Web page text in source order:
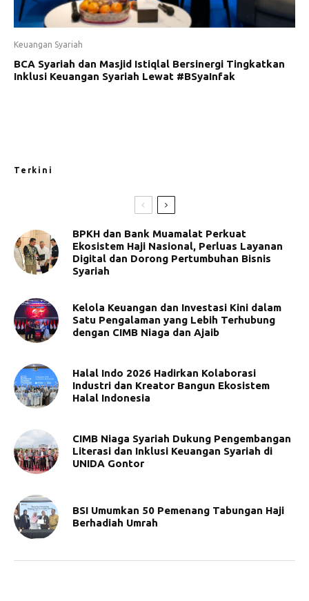
Keuangan Syariah
BCA Syariah dan Masjid Istiqlal Bersinergi Tingkatkan
Inklusi Keuangan Syariah Lewat #BSyaInfak
Terkini
BPKH dan Bank Muamalat Perkuat
Ekosistem Haji Nasional, Perluas Layanan
Digital dan Dorong Pertumbuhan Bisnis
Syariah
Kelola Keuangan dan Investasi Kini dalam
Satu Pengalaman yang Lebih Terhubung
dengan CIMB Niaga dan Ajaib
Halal Indo 2026 Hadirkan Kolaborasi
Industri dan Kreator Bangun Ekosistem
Halal Indonesia
CIMB Niaga Syariah Dukung Pengembangan
Literasi dan Inklusi Keuangan Syariah di
UNIDA Gontor
BSI Umumkan 50 Pemenang Tabungan Haji
Berhadiah Umrah